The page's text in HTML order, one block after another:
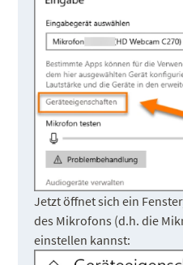
Jetzt öffnet sich ein
des Mikrofons (d.h. die
einstellen kannst: